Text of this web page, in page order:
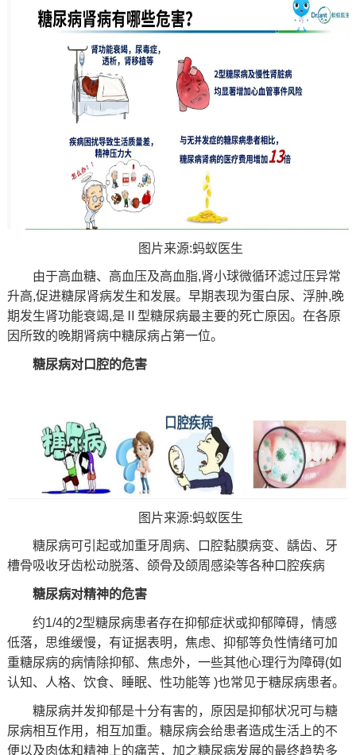
图片来源:蚂蚁医生
由于高血糖、高血压及高血脂,肾小球微循环滤过压异常
升高,促进糖尿肾病发生和发展。早期表现为蛋白尿、浮肿,晚
期发生肾功能衰竭,是Ⅱ型糖尿病最主要的死亡原因。在各原
因所致的晚期肾病中糖尿病占第一位。
糖尿病对口腔的危害
图片来源:蚂蚁医生
糖尿病可引起或加重牙周病、口腔黏膜病变、龋齿、牙
槽骨吸收牙齿松动脱落、颌骨及颌周感染等各种口腔疾病
糖尿病对精神的危害
约1/4的2型糖尿病患者存在抑郁症状或抑郁障碍，情感
低落，思维缓慢，有证据表明，焦虑、抑郁等负性情绪可加
重糖尿病的病情除抑郁、焦虑外，一些其他心理行为障碍(如
认知、人格、饮食、睡眠、性功能等 )也常见于糖尿病患者。
糖尿病并发抑郁是十分有害的，原因是抑郁状况可与糖
尿病相互作用，相互加重。糖尿病会给患者造成生活上的不
便以及肉体和精神上的痛苦，加之糖尿病发展的最终趋势多